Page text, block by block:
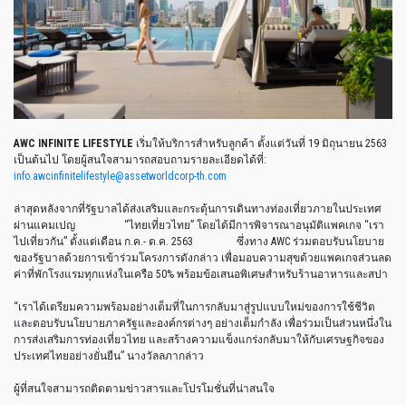
AWC INFINITE LIFESTYLE เริ่มให้บริการสำหรับลูกค้า ตั้งแต่วันที่ 19 มิถุนายน 2563
เป็นต้นไป โดยผู้สนใจสามารถสอบถามรายละเอียดได้ที่:
info.awcinfinitelifestyle@assetworldcorp-th.com
ล่าสุดหลังจากที่รัฐบาลได้ส่งเสริมและกระตุ้นการเดินทางท่องเที่ยวภายในประเทศ
ผ่านแคมเปญ
“ไทยเที่ยวไทย” โดยได้มีการพิจารณาอนุมัติแพคเกจ “เรา
ไปเที่ยวกัน” ตั้งแต่เดือน ก.ค.- ต.ค. 2563 ซึ่งทาง AWC ร่วมตอบรับนโยบาย
ของรัฐบาลด้วยการเข้าร่วมโครงการดังกล่าว เพื่อมอบความสุขด้วยแพคเกจส่วนลด
ค่าที่พักโรงแรมทุกแห่งในเครือ 50% พร้อมข้อเสนอพิเศษสำหรับร้านอาหารและสปา
“เราได้เตรียมความพร้อมอย่างเต็มที่ในการกลับมาสู่รูปแบบใหม่ของการใช้ชีวิต
และตอบรับนโยบายภาครัฐและองค์กรต่างๆ อย่างเต็มกำลัง เพื่อร่วมเป็นส่วนหนึ่งใน
การส่งเสริมการท่องเที่ยวไทย และสร้างความแข็งแกร่งกลับมาให้กับเศรษฐกิจของ
ประเทศไทยอย่างยั่นยืน” นางวัลลภากล่าว
ผู้ที่สนใจสามารถติดตามข่าวสารและโปรโมชั่นที่น่าสนใจ